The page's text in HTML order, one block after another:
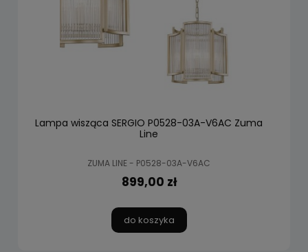
Lampa wisząca SERGIO P0528-03A-V6AC Zuma
Line
ZUMA LINE - P0528-03A-V6AC
899,00 zł
do koszyka